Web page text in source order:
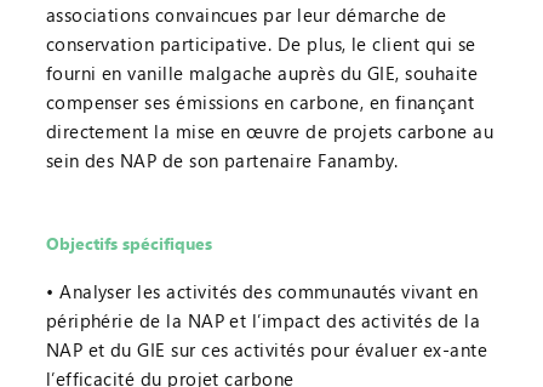
associations convaincues par leur démarche de
conservation participative. De plus, le client qui se
fourni en vanille malgache auprès du GIE, souhaite
compenser ses émissions en carbone, en finançant
directement la mise en œuvre de projets carbone au
sein des NAP de son partenaire Fanamby.
Objectifs spécifiques
Analyser les activités des communautés vivant en
périphérie de la NAP et l’impact des activités de la
NAP et du GIE sur ces activités pour évaluer ex-ante
l’efficacité du projet carbone